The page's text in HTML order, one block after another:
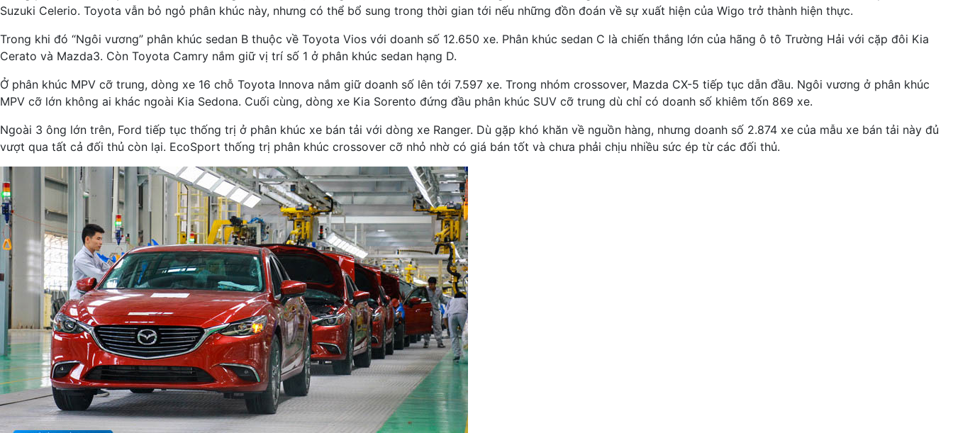
Suzuki Celerio. Toyota vẫn bỏ ngỏ phân khúc này, nhưng có thể bổ sung trong thời gian tới nếu những đồn đoán về sự xuất hiện của Wigo trở thành hiện thực.
Trong khi đó “Ngôi vương” phân khúc sedan B thuộc về Toyota Vios với doanh số 12.650 xe. Phân khúc sedan C là chiến thắng lớn của hãng ô tô Trường Hải với cặp đôi Kia
Cerato và Mazda3. Còn Toyota Camry nắm giữ vị trí số 1 ở phân khúc sedan hạng D.
Ở phân khúc MPV cỡ trung, dòng xe 16 chỗ Toyota Innova nắm giữ doanh số lên tới 7.597 xe. Trong nhóm crossover, Mazda CX-5 tiếp tục dẫn đầu. Ngôi vương ở phân khúc
MPV cỡ lớn không ai khác ngoài Kia Sedona. Cuối cùng, dòng xe Kia Sorento đứng đầu phân khúc SUV cỡ trung dù chỉ có doanh số khiêm tốn 869 xe.
Ngoài 3 ông lớn trên, Ford tiếp tục thống trị ở phân khúc xe bán tải với dòng xe Ranger. Dù gặp khó khăn về nguồn hàng, nhưng doanh số 2.874 xe của mẫu xe bán tải này đủ
vượt qua tất cả đối thủ còn lại. EcoSport thống trị phân khúc crossover cỡ nhỏ nhờ có giá bán tốt và chưa phải chịu nhiều sức ép từ các đối thủ.